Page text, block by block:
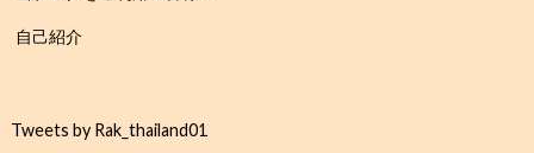
自己紹介
Tweets by Rak_thailand01